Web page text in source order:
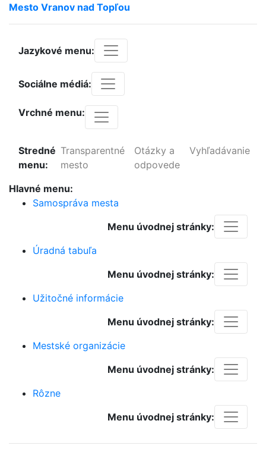
Mesto Vranov nad Topľou
Jazykové menu:
Sociálne médiá:
Vrchné menu:
Stredné
menu:
Transparentné
mesto
Otázky a
odpovede
Vyhľadávanie
Hlavné menu:
Samospráva mesta
Menu úvodnej stránky:
Úradná tabuľa
Menu úvodnej stránky:
Užitočné informácie
Menu úvodnej stránky:
Mestské organizácie
Menu úvodnej stránky:
Rôzne
Menu úvodnej stránky: